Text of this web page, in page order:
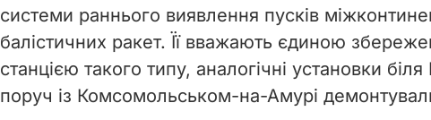
системи раннього виявлення пусків
балістичних ракет. Її вважають єдиною
станцією такого типу, аналогічні установки
поруч із Комсомольськом-на-Амурі